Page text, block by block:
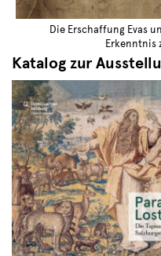
Die Erschaffung Evas
Erkenntnis
Katalog zur